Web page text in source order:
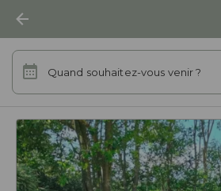
Quand souhaitez-vous venir ?